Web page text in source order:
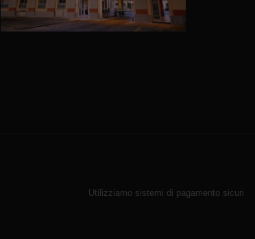
Utilizziamo sistemi di pagamento sicuri